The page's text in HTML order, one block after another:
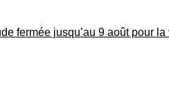
fermée jusqu’au 9 août pour